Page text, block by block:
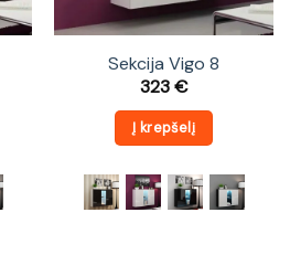
Sekcija Vigo 8
323€
Į krepšelį